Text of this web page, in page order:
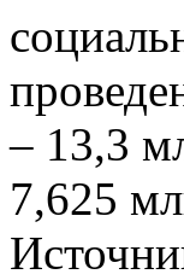
– 13,3
7,625